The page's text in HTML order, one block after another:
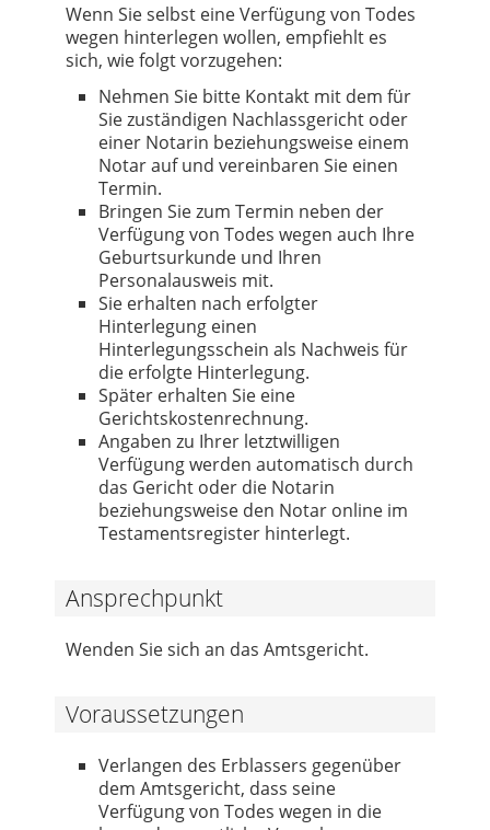
Wenn Sie selbst eine Verfügung von Todes
wegen hinterlegen wollen, empfiehlt es
sich, wie folgt vorzugehen:
Nehmen Sie bitte Kontakt mit dem für
Sie zuständigen Nachlassgericht oder
einer Notarin beziehungsweise einem
Notar auf und vereinbaren Sie einen
Termin.
Bringen Sie zum Termin neben der
Verfügung von Todes wegen auch Ihre
Geburtsurkunde und Ihren
Personalausweis mit.
Sie erhalten nach erfolgter
Hinterlegung einen
Hinterlegungsschein als Nachweis für
die erfolgte Hinterlegung.
Später erhalten Sie eine
Gerichtskostenrechnung.
Angaben zu Ihrer letztwilligen
Verfügung werden automatisch durch
das Gericht oder die Notarin
beziehungsweise den Notar online im
Testamentsregister hinterlegt.
Ansprechpunkt
Wenden Sie sich an das Amtsgericht.
Voraussetzungen
Verlangen des Erblassers gegenüber
dem Amtsgericht, dass seine
Verfügung von Todes wegen in die